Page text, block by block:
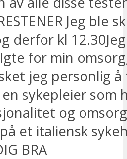
Jeg ble
derfor kl
for min
jeg personlig å
en sykepleier som
og
et italiensk
BRA